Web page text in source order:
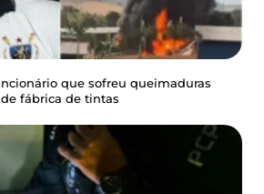
que sofreu queimaduras
fábrica de tintas